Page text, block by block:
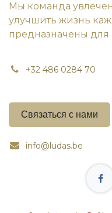
Мы команда
улучшить жизнь
предназначены
+32 486 0284 70
Связаться с нами
info@ludas.be